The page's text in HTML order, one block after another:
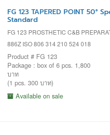
FG 123 TAPERED POINT 50°
Standard
FG 123 PROSTHETIC C&B
886Z ISO 806 314 210 524 018
Product # FG 123
Package : box of 6 pcs. 1,800
บาท
(1 pcs. 300 บาท)
Available on sale